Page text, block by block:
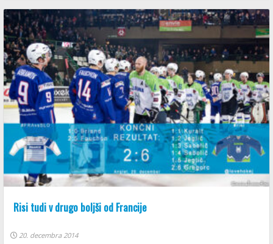
Risi tudi v drugo boljši od Francije
20. decembra 2014